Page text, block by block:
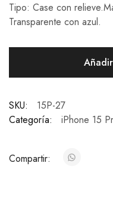
Tipo: Case con
Transparente con azul.
SKU:
15P-27
Categoría:
iPhone 15
Compartir: